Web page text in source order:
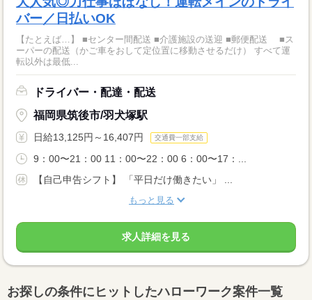
バー／日払いOK
【たとえば…】 ■センター間配送 ■介護施設の送迎 ■郵便配送 ■ス
ーパーの配送（かご車をおして定位置に移動させるだけ） すべて運
転以外は最低...
ドライバー・配達・配送
福岡県筑後市/羽犬塚駅
日給13,125円～16,407円 交通費一部支給
9：00〜21：00 11：00〜22：00 6：00〜17：...
【自己申告シフト】 「平日だけ働きたい」 ...
もっと見る
求人詳細を見る
お探しの条件にヒットしたハローワーク案件一覧